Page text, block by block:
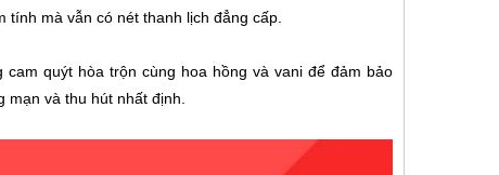
mà vẫn có nét thanh lịch đẳng cấp.
quýt hòa trộn cùng hoa hồng và vani để đảm bảo
và thu hút nhất định.